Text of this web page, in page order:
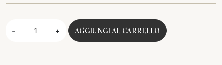
- + AGGIUNGI AL CARRELLO